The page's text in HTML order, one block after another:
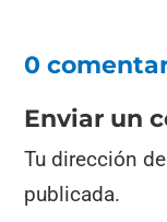
0
Enviar un
Tu dirección
publicada.